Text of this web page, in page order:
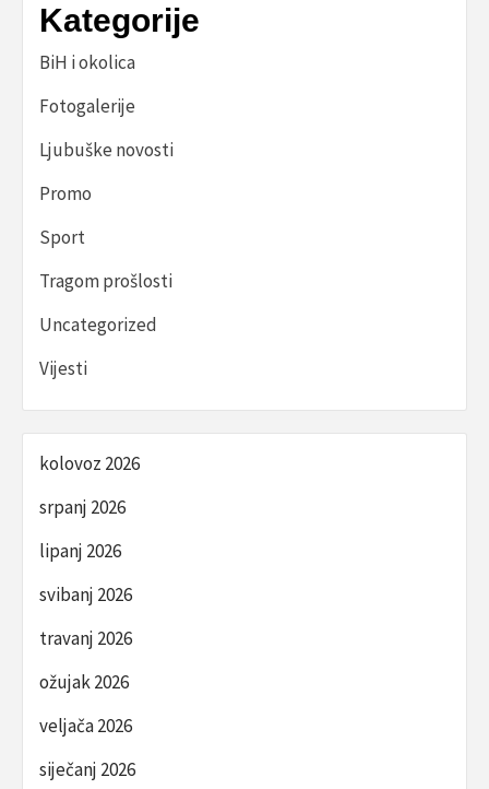
Kategorije
BiH i okolica
Fotogalerije
Ljubuške novosti
Promo
Sport
Tragom prošlosti
Uncategorized
Vijesti
kolovoz 2026
srpanj 2026
lipanj 2026
svibanj 2026
travanj 2026
ožujak 2026
veljača 2026
siječanj 2026